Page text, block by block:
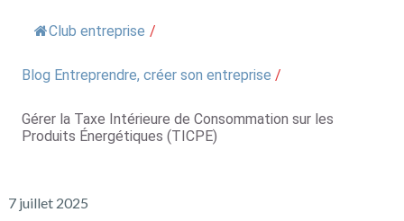
Club entreprise /
Blog Entreprendre, créer son entreprise /
Gérer la Taxe Intérieure de Consommation sur les
Produits Énergétiques (TICPE)
7 juillet 2025